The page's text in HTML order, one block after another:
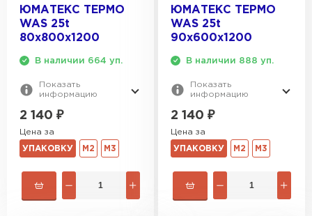
ЮМАТЕКС ТЕРМО
WAS 25t
80х800х1200
В наличии 664 уп.
Показать
информацию
2 140 ₽
Цена за
УПАКОВКУ М2 М3
ЮМАТЕКС ТЕРМО
WAS 25t
90х600х1200
В наличии 888 уп.
Показать
информацию
2 140 ₽
Цена за
УПАКОВКУ М2 М3
ПЕРЕЙТИ
Утеплитель Неман
ПЕРЕЙТИ